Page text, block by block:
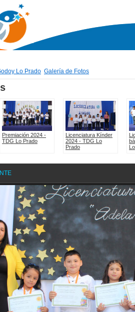
Lo Prado Galería de Fotos